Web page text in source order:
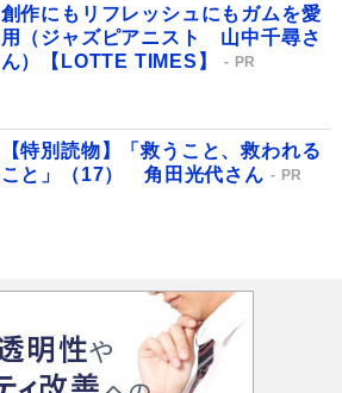
創作にもリフレッシュにもガムを愛
用（ジャズピアニスト 山中千尋さ
ん）【LOTTE TIMES】
PR
【特別読物】「救うこと、救われる
こと」（17） 角田光代さん
PR